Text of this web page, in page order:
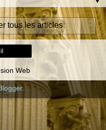
tous les articles
Web
.